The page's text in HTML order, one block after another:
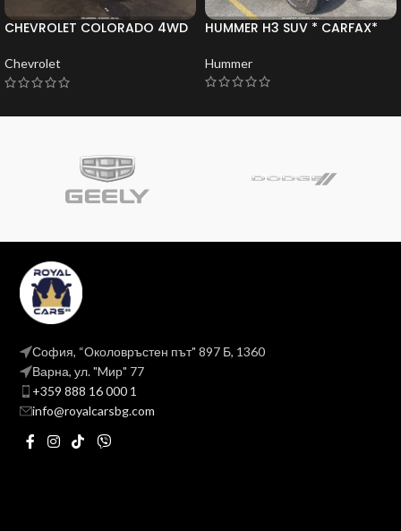
CHEVROLET COLORADO 4WD
Chevrolet
HUMMER H3 SUV * CARFAX*
Hummer
София, “Околовръстен път" 897 Б, 1360
Варна, ул. "Mир" 77
+359 888 16 000 1
info@royalcarsbg.com